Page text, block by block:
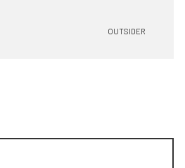
OUTSIDER